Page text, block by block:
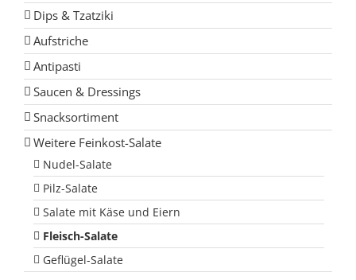
Dips & Tzatziki
Aufstriche
Antipasti
Saucen & Dressings
Snacksortiment
Weitere Feinkost-Salate
Nudel-Salate
Pilz-Salate
Salate mit Käse und Eiern
Fleisch-Salate
Geflügel-Salate